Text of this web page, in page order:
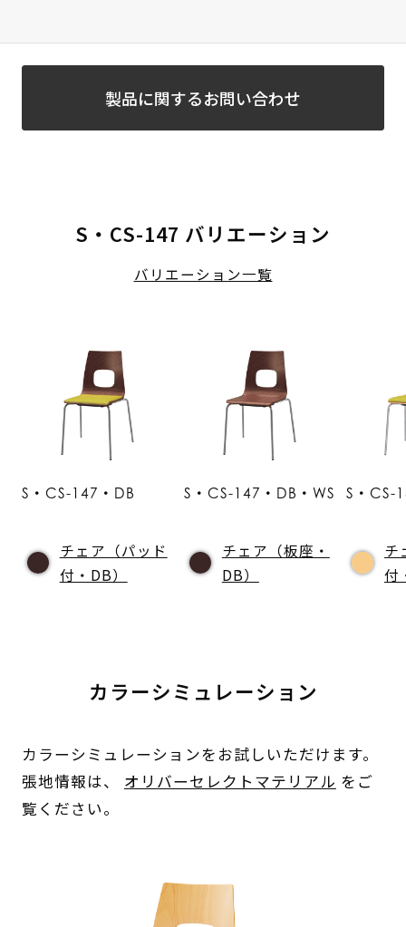
製品に関するお問い合わせ
S・CS-147 バリエーション
バリエーション一覧
S・CS-147・DB
チェア（パッド
付・DB）
S・CS-147・DB・WS
チェア（板座・
DB）
S・CS-
チ
付
カラーシミュレーション
カラーシミュレーションをお試しいただけます。
張地情報は、 オリバーセレクトマテリアル をご
覧ください。